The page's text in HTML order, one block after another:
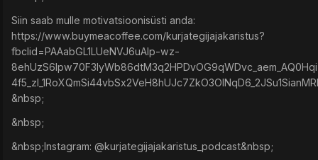
Siin saab mulle motivatsioonisüsti anda:
https://www.buymeacoffee.com/kurjategijajakaristus?
fbclid=PAAabGL1LUeNVJ6uAlp-wz-
&nbsp;
&nbsp;
&nbsp;Instagram: @kurjategijajakaristus_podcast&nbsp;